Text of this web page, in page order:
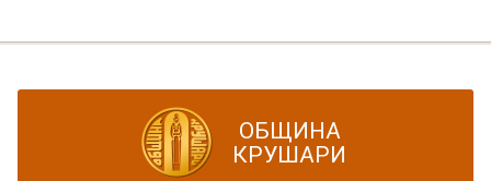
ОБЩИНА
КРУШАРИ